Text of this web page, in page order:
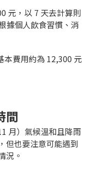
元，以 7 天去計算則
據個人飲食習慣、消
本費用約為 12,300 元
間
月）氣候溫和且降雨
但也要注意可能遇到
況。